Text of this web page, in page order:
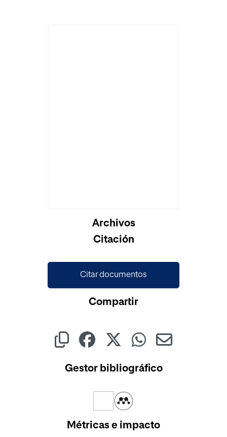
Archivos
Citación
Citar documentos
Compartir
Gestor bibliográfico
Métricas e impacto